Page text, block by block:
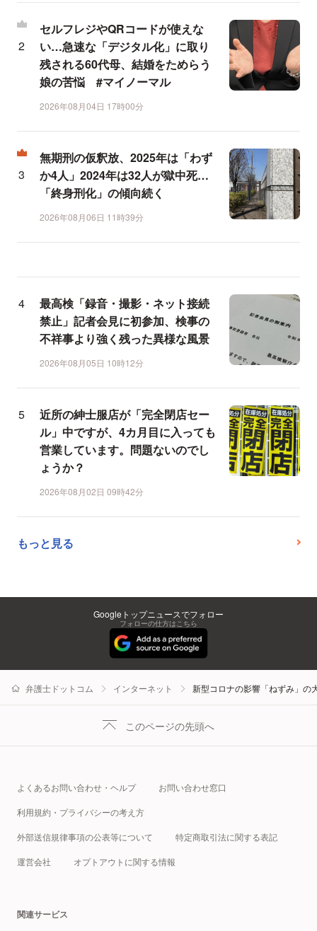
セルフレジやQRコードが使えな
い…急速な「デジタル化」に取り
残される60代母、結婚をためらう
娘の苦悩 #マイノーマル
2026年08月04日 17時00分
無期刑の仮釈放、2025年は「わず
か4人」2024年は32人が獄中死…
「終身刑化」の傾向続く
2026年08月06日 11時39分
最高検「録音・撮影・ネット接続
禁止」記者会見に初参加、検事の
不祥事より強く残った異様な風景
2026年08月05日 10時12分
近所の紳士服店が「完全閉店セー
ル」中ですが、4カ月目に入っても
営業しています。問題ないのでし
ょうか？
2026年08月02日 09時42分
もっと見る
Googleトップニュースでフォロー
フォローの仕方はこちら
弁護士ドットコム インターネット 新型コロナの影響「ねずみ」
このページの先頭へ
よくあるお問い合わせ・ヘルプ お問い合わせ窓口
利用規約・プライバシーの考え方
外部送信規律事項の公表等について 特定商取引法に関する表記
運営会社 オプトアウトに関する情報
関連サービス